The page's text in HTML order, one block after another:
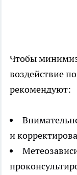
Чтобы
воздействие
рекомендуют:
и